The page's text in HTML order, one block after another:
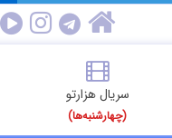
سریال هزارتو
(چهارشنبه‌ها)